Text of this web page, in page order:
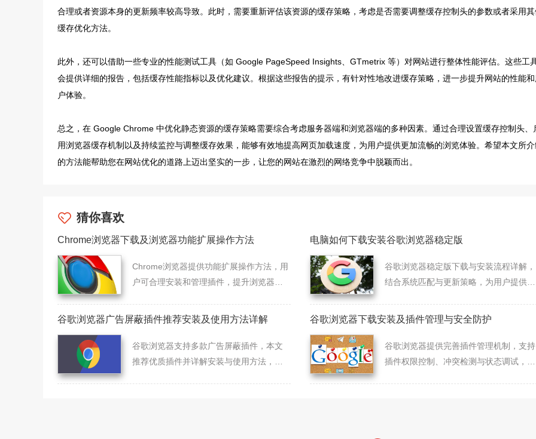
合理或者资源本身的更新频率较高导致。此时，需要重新评估该资源的缓存策略，考虑是否需要调整缓存控制头的参数或者采用
缓存优化方法。
此外，还可以借助一些专业的性能测试工具（如 Google PageSpeed Insights、GTmetrix 等）对网站进行整体性能评估。这些工
会提供详细的报告，包括缓存性能指标以及优化建议。根据这些报告的提示，有针对性地改进缓存策略，进一步提升网站的性能和
户体验。
总之，在 Google Chrome 中优化静态资源的缓存策略需要综合考虑服务器端和浏览器端的多种因素。通过合理设置缓存控制头、
用浏览器缓存机制以及持续监控与调整缓存效果，能够有效地提高网页加载速度，为用户提供更加流畅的浏览体验。希望本文所介
的方法能帮助您在网站优化的道路上迈出坚实的一步，让您的网站在激烈的网络竞争中脱颖而出。
猜你喜欢
Chrome浏览器下载及浏览器功能扩展操作方法
Chrome浏览器提供功能扩展操作方法，用
户可合理安装和管理插件，提升浏览器功
电脑如何下载安装谷歌浏览器稳定版
谷歌浏览器稳定版下载与安装流程详解，
结合系统匹配与更新策略，为用户提供稳
谷歌浏览器广告屏蔽插件推荐安装及使用方法详解
谷歌浏览器支持多款广告屏蔽插件，本文
推荐优质插件并详解安装与使用方法，帮
谷歌浏览器下载安装及插件管理与安全防护
谷歌浏览器提供完善插件管理机制，支持
插件权限控制、冲突检测与状态调试，提